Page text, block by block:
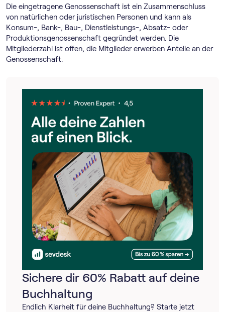
Sichere dir 60% Rabatt auf deine
Buchhaltung
Endlich Klarheit für deine Buchhaltung? Starte jetzt
Die eingetragene Genossenschaft ist ein Zusammenschluss
von natürlichen oder juristischen Personen und kann als
Konsum-, Bank-, Bau-, Dienstleistungs-, Absatz- oder
Produktionsgenossenschaft gegründet werden. Die
Mitgliederzahl ist offen, die Mitglieder erwerben Anteile an der
Genossenschaft.